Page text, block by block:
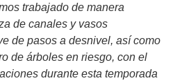
trabajado de manera
de canales y vasos
de pasos a desnivel, así como
de árboles en riesgo, con el
durante esta temporada